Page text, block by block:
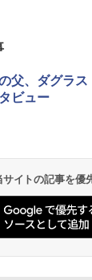
リ 512GB SSD
USB3.2
ー付 軽量 日本
Soundcore
WAYNE feat.
天然水 ラ
の天然水 バナ
ター ペットボ
(Smart Basic)
限定
ベルレス ×8本
ひとりごと 17
コミックス)
)
父、ダグラス
ビュー
イトの記事を優